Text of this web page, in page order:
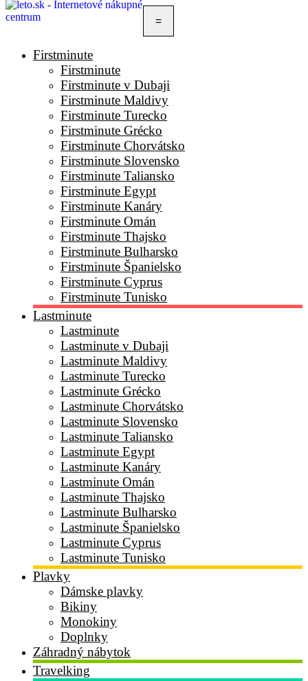
=
Firstminute
Firstminute
Firstminute v Dubaji
Firstminute Maldivy
Firstminute Turecko
Firstminute Grécko
Firstminute Chorvátsko
Firstminute Slovensko
Firstminute Taliansko
Firstminute Egypt
Firstminute Kanáry
Firstminute Omán
Firstminute Thajsko
Firstminute Bulharsko
Firstminute Španielsko
Firstminute Cyprus
Firstminute Tunisko
Lastminute
Lastminute
Lastminute v Dubaji
Lastminute Maldivy
Lastminute Turecko
Lastminute Grécko
Lastminute Chorvátsko
Lastminute Slovensko
Lastminute Taliansko
Lastminute Egypt
Lastminute Kanáry
Lastminute Omán
Lastminute Thajsko
Lastminute Bulharsko
Lastminute Španielsko
Lastminute Cyprus
Lastminute Tunisko
Plavky
Dámske plavky
Bikiny
Monokiny
Doplnky
Záhradný nábytok
Travelking